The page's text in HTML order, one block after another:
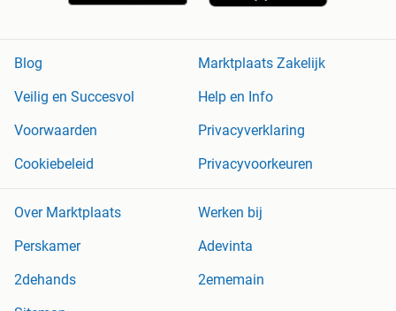
Blog
Marktplaats Zakelijk
Veilig en Succesvol
Help en Info
Voorwaarden
Privacyverklaring
Cookiebeleid
Privacyvoorkeuren
Over Marktplaats
Werken bij
Perskamer
Adevinta
2dehands
2ememain